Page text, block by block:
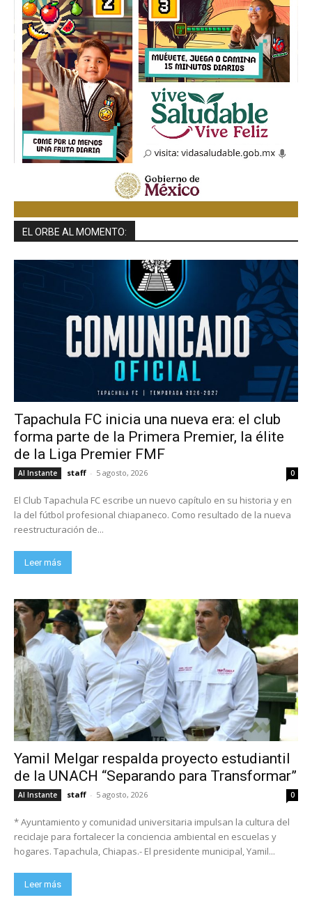
EL ORBE AL MOMENTO:
Tapachula FC inicia una nueva era: el club
forma parte de la Primera Premier, la élite
de la Liga Premier FMF
Al Instante staff - 5 agosto, 2026 0
El Club Tapachula FC escribe un nuevo capítulo en su historia y en
la del fútbol profesional chiapaneco. Como resultado de la nueva
reestructuración de...
Leer más
Yamil Melgar respalda proyecto estudiantil
de la UNACH “Separando para Transformar”
Al Instante staff - 5 agosto, 2026 0
* Ayuntamiento y comunidad universitaria impulsan la cultura del
reciclaje para fortalecer la conciencia ambiental en escuelas y
hogares. Tapachula, Chiapas.- El presidente municipal, Yamil...
Leer más